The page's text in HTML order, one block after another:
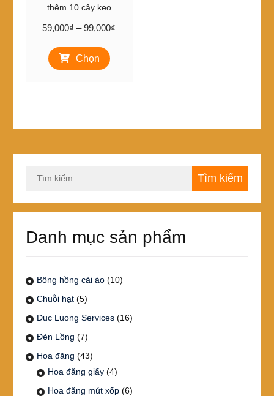
thêm 10 cây keo
59,000₫ – 99,000₫
Chọn
phẩm
chọn
trang
kiếm
Danh mục sản phẩm
Bông hồng cài áo (10)
Chuỗi hạt (5)
Duc Luong Services (16)
Đèn Lồng (7)
Hoa đăng (43)
Hoa đăng giấy (4)
Hoa đăng mút xốp (6)